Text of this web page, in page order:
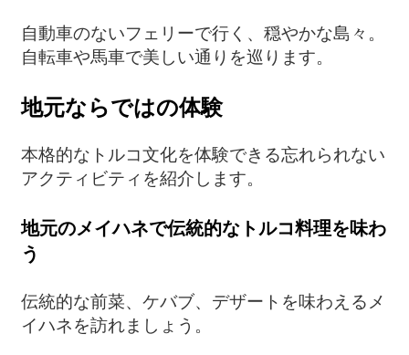
自動車のないフェリーで行く、穏やかな島々。
自転車や馬車で美しい通りを巡ります。
地元ならではの体験
本格的なトルコ文化を体験できる忘れられない
アクティビティを紹介します。
地元のメイハネで伝統的なトルコ料理を味わ
う
伝統的な前菜、ケバブ、デザートを味わえるメ
イハネを訪れましょう。